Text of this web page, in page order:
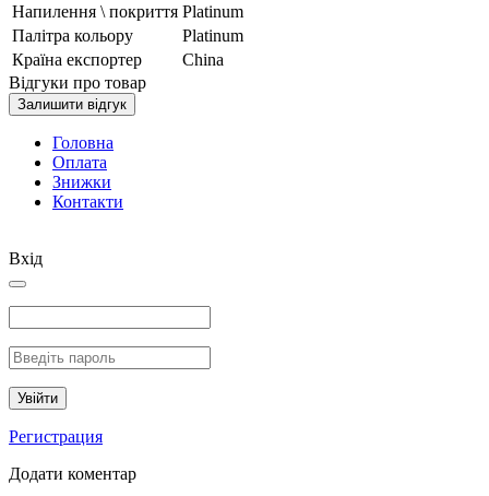
Напилення \ покриття Platinum
Палітра кольору
Platinum
Країна експортер
China
Відгуки про товар
Залишити відгук
Головна
Оплата
Знижки
Контакти
Вхід
Увійти
Регистрация
Додати коментар